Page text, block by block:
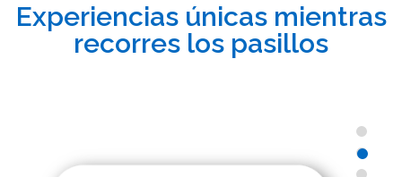
Experiencias únicas mientras
recorres los pasillos